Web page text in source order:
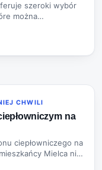
szeroki wybór
można
CHWILI
na
ciepłowniczego na
Mielca nie
z powodu